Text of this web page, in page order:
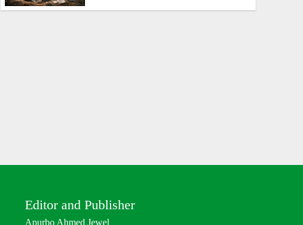
Administrative Control in BNP’s
সালের ক্ষমতা দখল
Editor and Publisher
Apurbo Ahmed Jewel